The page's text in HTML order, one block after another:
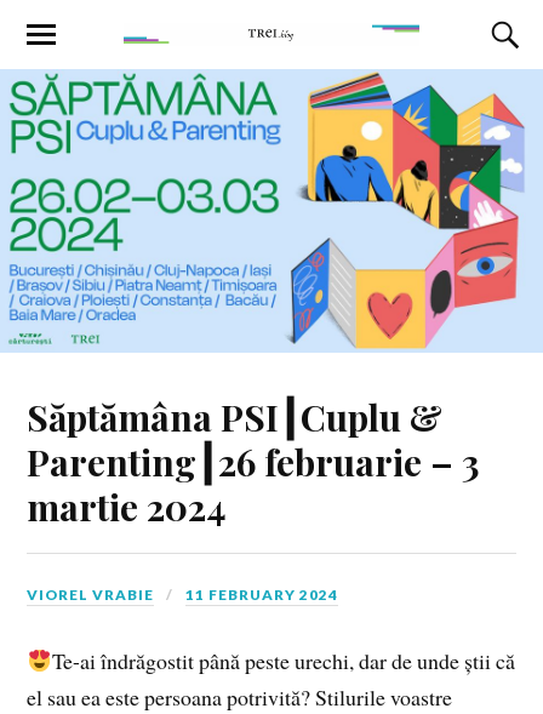
Săptămâna PSI┃Cuplu &
Parenting┃26 februarie – 3
martie 2024
VIOREL VRABIE 11 FEBRUARY 2024
Te-ai îndrăgostit până peste urechi, dar de unde știi că
el sau ea este persoana potrivită? Stilurile voastre